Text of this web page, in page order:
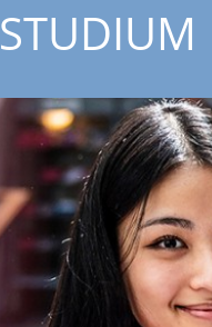
STUDIUM